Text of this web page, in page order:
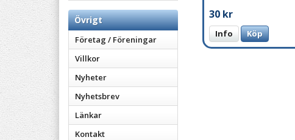
Övrigt
Företag / Föreningar
Villkor
Nyheter
Nyhetsbrev
Länkar
Kontakt
30 kr
Info Köp